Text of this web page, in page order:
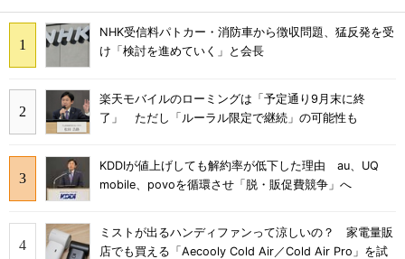
NHK受信料パトカー・消防車から徴収問題、猛反発を受
け「検討を進めていく」と会長
楽天モバイルのローミングは「予定通り9月末に終
了」 ただし「ルーラル限定で継続」の可能性も
KDDIが値上げしても解約率が低下した理由 au、UQ
mobile、povoを循環させ「脱・販促費競争」へ
ミストが出るハンディファンって涼しいの？ 家電量販
店でも買える「Aecooly Cold Air／Cold Air Pro」を試